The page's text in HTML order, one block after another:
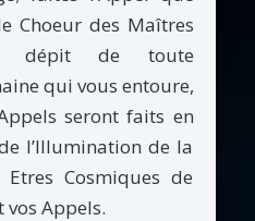
Choeur des Maîtres
dépit de toute
qui vous entoure,
seront faits en
l’Illumination de la
Cosmiques de
vos Appels.